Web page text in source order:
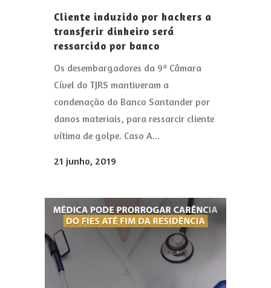
Cliente induzido por hackers a
transferir dinheiro será
ressarcido por banco
Os desembargadores da 9ª Câmara
Cível do TJRS mantiveram a
condenação do Banco Santander por
danos materiais, para ressarcir cliente
vítima de golpe. Caso A...
21 junho, 2019